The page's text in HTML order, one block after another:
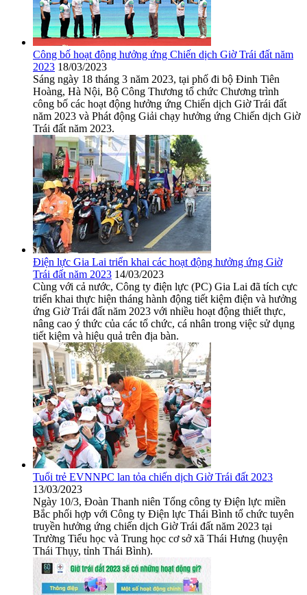
Công bố hoạt động hưởng ứng Chiến dịch Giờ Trái đất năm
2023 18/03/2023
Sáng ngày 18 tháng 3 năm 2023, tại phố đi bộ Đinh Tiên
Hoàng, Hà Nội, Bộ Công Thương tổ chức Chương trình
công bố các hoạt động hưởng ứng Chiến dịch Giờ Trái đất
năm 2023 và Phát động Giải chạy hưởng ứng Chiến dịch Giờ
Trái đất năm 2023.
Điện lực Gia Lai triển khai các hoạt động hưởng ứng Giờ
Trái đất năm 2023 14/03/2023
Cùng với cả nước, Công ty điện lực (PC) Gia Lai đã tích cực
triển khai thực hiện tháng hành động tiết kiệm điện và hưởng
ứng Giờ Trái đất năm 2023 với nhiều hoạt động thiết thực,
nâng cao ý thức của các tổ chức, cá nhân trong việc sử dụng
tiết kiệm và hiệu quả trên địa bàn.
Tuổi trẻ EVNNPC lan tỏa chiến dịch Giờ Trái đất 2023
13/03/2023
Ngày 10/3, Đoàn Thanh niên Tổng công ty Điện lực miền
Bắc phối hợp với Công ty Điện lực Thái Bình tổ chức tuyên
truyền hưởng ứng chiến dịch Giờ Trái đất năm 2023 tại
Trường Tiểu học và Trung học cơ sở xã Thái Hưng (huyện
Thái Thụy, tỉnh Thái Bình).